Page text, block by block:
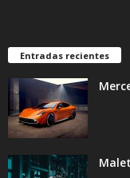
Entradas recientes